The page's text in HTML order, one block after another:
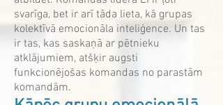
svarīga, bet ir arī tāda lieta, kā grupas
kolektīvā emocionāla inteliģence. Un tas
ir tas, kas saskaņā ar pētnieku
atklājumiem, atšķir augsti
funkcionējošas komandas no parastām
komandām.